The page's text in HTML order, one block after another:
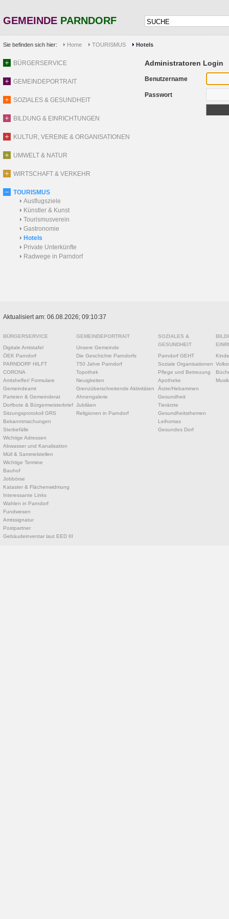
GEMEINDE PARNDORF
Sie befinden sich hier: Home TOURISMUS Hotels
BÜRGERSERVICE
GEMEINDEPORTRAIT
SOZIALES & GESUNDHEIT
BILDUNG & EINRICHTUNGEN
KULTUR, VEREINE & ORGANISATIONEN
UMWELT & NATUR
WIRTSCHAFT & VERKEHR
TOURISMUS
Ausflugsziele
Künstler & Kunst
Tourismusverein
Gastronomie
Hotels
Private Unterkünfte
Radwege in Parndorf
Administratoren Login
Benutzername
Passwort
Aktualisiert am: 06.08.2026; 09:10:37
BÜRGERSERVICE
Digitale Amtstafel
ÖEK Parndorf
PARNDORF HILFT
CORONA
Amtshelfer/ Formulare
Gemeindeamt
Parteien & Gemeinderat
Dorfbote & Bürgermeisterbrief
Sitzungsprotokoll GRS
Bekanntmachungen
Sterbefälle
Wichtige Adressen
Abwasser und Kanalisation
Müll & Sammelstellen
Wichtige Termine
Bauhof
Jobbörse
Kataster & Flächenwidmung
Interessante Links
Wahlen in Parndorf
Fundwesen
Amtssignatur
Postpartner
Gebäudeinventar laut EED III
GEMEINDEPORTRAIT
Unsere Gemeinde
Die Geschichte Parndorfs
750 Jahre Parndorf
Topothek
Neuigkeiten
Grenzüberschreitende Aktivitäten
Ahnengalerie
Jubiläen
Religionen in Parndorf
SOZIALES &
GESUNDHEIT
Parndorf GEHT
Soziale Organisationen
Pflege und Betreuung
Apotheke
Ärzte/Hebammen
Gesundheit
Tierärzte
Gesundheitsthemen
Leihomas
Gesundes Dorf